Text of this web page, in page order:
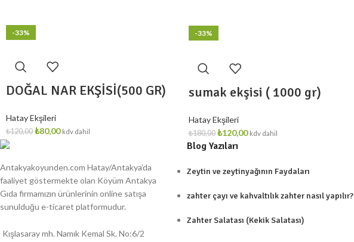
-33%
DOĞAL NAR EKŞİSİ(500 GR)
Hatay Ekşileri
₺120,00 ₺80,00 kdv dahil
-33%
sumak ekşisi ( 1000 gr)
Hatay Ekşileri
₺180,00 ₺120,00 kdv dahil
Antakyakoyunden.com Hatay/Antakya’da
faaliyet göstermekte olan Köyüm Antakya
Gıda firmamızın ürünlerinin online satışa
sunulduğu e-ticaret platformudur.
Kışlasaray mh. Namık Kemal Sk. No:6/2
Blog Yazıları
Zeytin ve zeytinyağının Faydaları
zahter çayı ve kahvaltılık zahter nasıl yapılır?
Zahter Salatası (Kekik Salatası)